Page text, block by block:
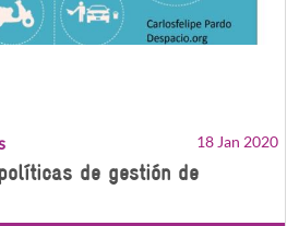
18 Jan 2020
de gestión de